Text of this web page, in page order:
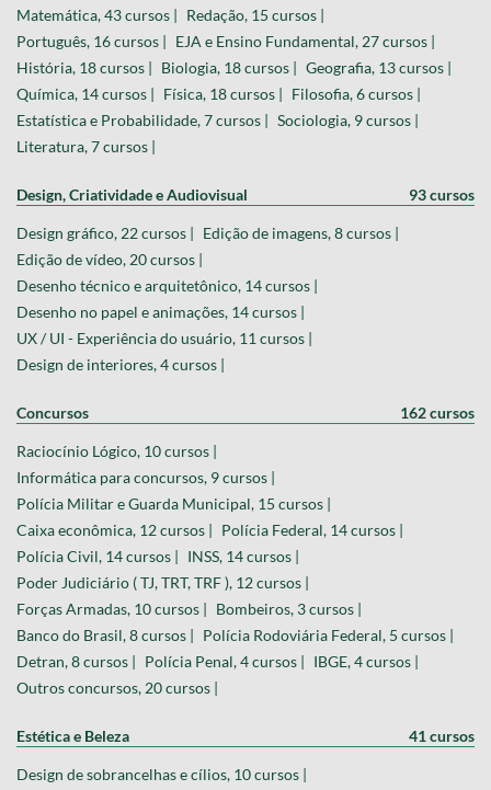
Matemática, 43 cursos | Redação, 15 cursos |
Português, 16 cursos | EJA e Ensino Fundamental, 27 cursos |
História, 18 cursos | Biologia, 18 cursos | Geografia, 13 cursos |
Química, 14 cursos | Física, 18 cursos | Filosofia, 6 cursos |
Estatística e Probabilidade, 7 cursos | Sociologia, 9 cursos |
Literatura, 7 cursos |
Design, Criatividade e Audiovisual 93 cursos
Design gráfico, 22 cursos | Edição de imagens, 8 cursos |
Edição de vídeo, 20 cursos |
Desenho técnico e arquitetônico, 14 cursos |
Desenho no papel e animações, 14 cursos |
UX / UI - Experiência do usuário, 11 cursos |
Design de interiores, 4 cursos |
Concursos 162 cursos
Raciocínio Lógico, 10 cursos |
Informática para concursos, 9 cursos |
Polícia Militar e Guarda Municipal, 15 cursos |
Caixa econômica, 12 cursos | Polícia Federal, 14 cursos |
Polícia Civil, 14 cursos | INSS, 14 cursos |
Poder Judiciário ( TJ, TRT, TRF ), 12 cursos |
Forças Armadas, 10 cursos | Bombeiros, 3 cursos |
Banco do Brasil, 8 cursos | Polícia Rodoviária Federal, 5 cursos |
Detran, 8 cursos | Polícia Penal, 4 cursos | IBGE, 4 cursos |
Outros concursos, 20 cursos |
Estética e Beleza 41 cursos
Design de sobrancelhas e cílios, 10 cursos |